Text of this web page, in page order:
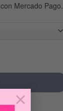
×
con Mercado Pago.